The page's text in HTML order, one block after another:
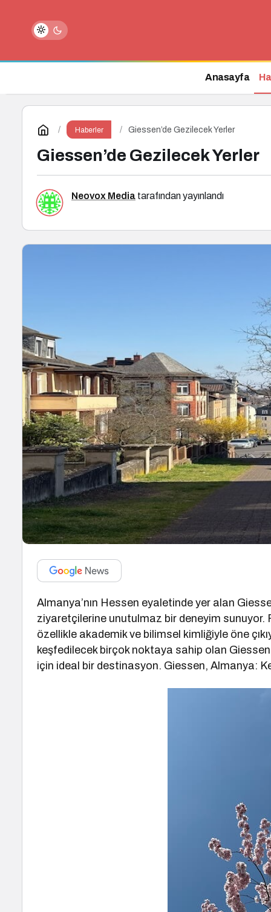
Anasayfa
Haberler Giessen’de Gezilecek Yerler
Giessen’de Gezilecek Yerler
Neovox Media tarafından yayınlandı
Almanya’nın Hessen eyaletinde yer alan
ziyaretçilerine unutulmaz bir deneyim sunuyor.
özellikle akademik ve bilimsel kimliğiyle öne
keşfedilecek birçok noktaya sahip olan
için ideal bir destinasyon. Giessen, Almanya: